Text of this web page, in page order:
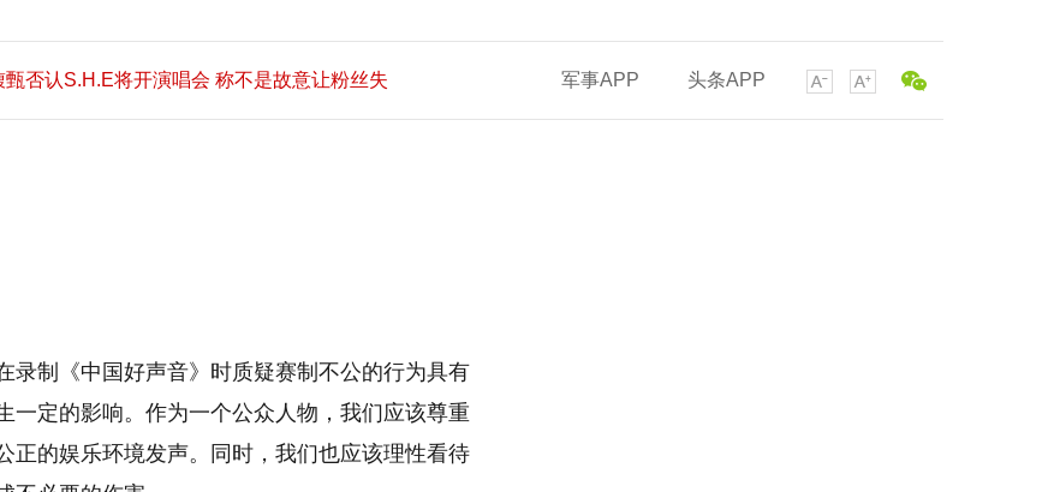
甄否认S.H.E将开演唱会 称不是故意让粉丝失
甄否认S.H.E将开演唱会 称不是故意让粉丝失
军事APP 头条APP
录制《中国好声音》时质疑赛制不公的行为具有
一定的影响。作为一个公众人物，我们应该尊重
正的娱乐环境发声。同时，我们也应该理性看待